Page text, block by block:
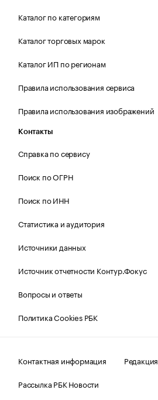
Каталог по категориям
Каталог торговых марок
Каталог ИП по регионам
Правила использования сервиса
Правила использования изображений
Контакты
Справка по сервису
Поиск по ОГРН
Поиск по ИНН
Статистика и аудитория
Источники данных
Источник отчетности Контур.Фокус
Вопросы и ответы
Политика Cookies РБК
Контактная информация
Редакция
Рассылка РБК Новости